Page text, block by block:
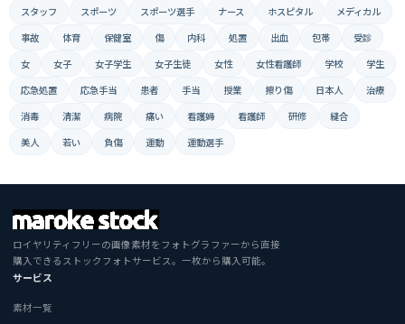
スタッフ
スポーツ スポーツ選手 ナース ホスピタル
メディカル
事故
体育 保健室 傷 内科 処置 出血 包帯
受診
女
女子 女子学生 女子生徒 女性 女性看護師 学校
学生
応急処置
応急手当 患者 手当 授業 擦り傷 日本人
治療
消毒
清潔 病院 痛い 看護婦 看護師 研修
縫合
美人
若い 負傷 運動 運動選手
ロイヤリティフリーの画像素材をフォトグラファーから直接
購入できるストックフォトサービス。一枚から購入可能。
サービス
素材一覧